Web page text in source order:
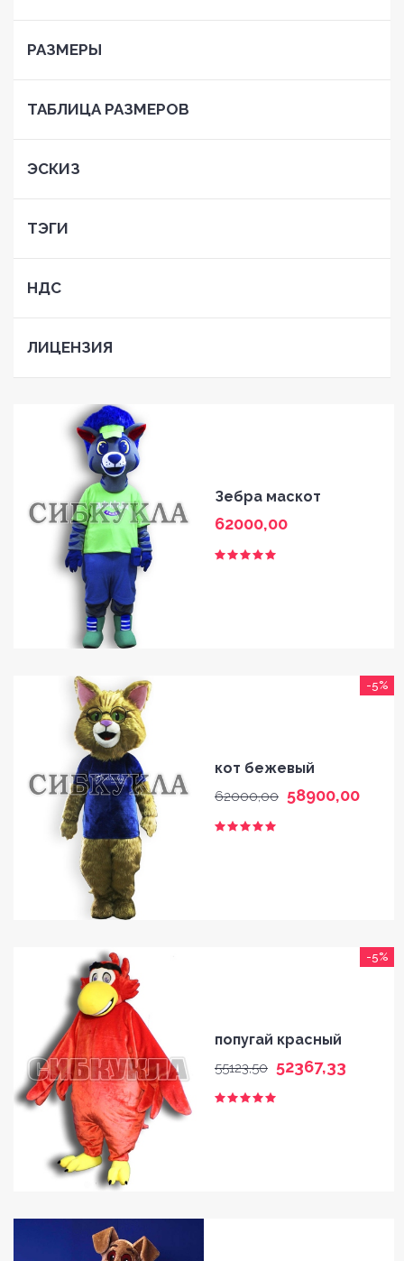
РАЗМЕРЫ
ТАБЛИЦА РАЗМЕРОВ
ЭСКИЗ
ТЭГИ
НДС
ЛИЦЕНЗИЯ
Зебра маскот
62000,00
-5%
кот бежевый
62000,00 58900,00
-5%
попугай красный
55123,50 52367,33